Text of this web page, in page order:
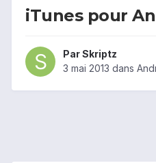
iTunes pour
ParSkriptz
3 mai 2013 dans